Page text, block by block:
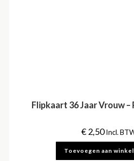
Flipkaart 36 Jaar Vrouw –
€2,50 Incl.
Toevoegen aan